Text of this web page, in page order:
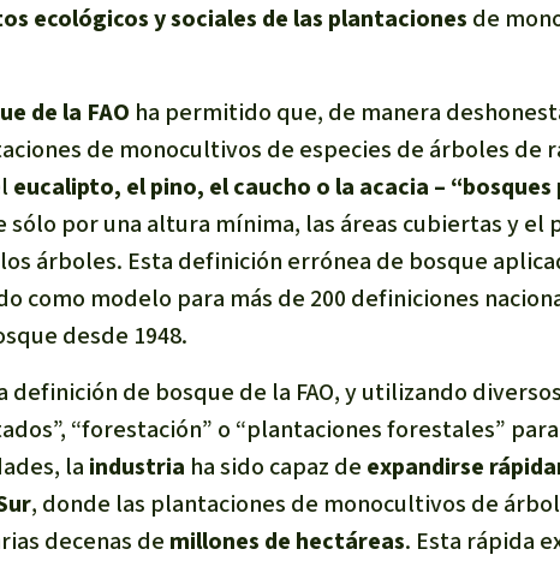
ecológicos y sociales de las plantaciones de
de la FAO ha permitido que, de manera
de monocultivos de especies de árboles de
eucalipto, el pino, el caucho o la acacia –
sólo por una altura mínima, las áreas cubiertas y el
árboles. Esta definición errónea de bosque
como modelo para más de 200 definiciones
desde 1948.
definición de bosque de la FAO, y utilizando
“forestación” o “plantaciones forestales”
la industria ha sido capaz de expandirse
, donde las plantaciones de monocultivos de
decenas de millones de hectáreas. Esta rápida